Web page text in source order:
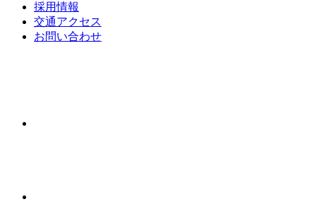
採用情報
交通アクセス
お問い合わせ